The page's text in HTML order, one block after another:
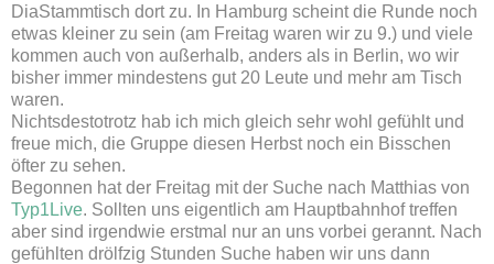
DiaStammtisch dort zu. In Hamburg scheint die Runde noch
etwas kleiner zu sein (am Freitag waren wir zu 9.) und viele
kommen auch von außerhalb, anders als in Berlin, wo wir
bisher immer mindestens gut 20 Leute und mehr am Tisch
waren.
Nichtsdestotrotz hab ich mich gleich sehr wohl gefühlt und
freue mich, die Gruppe diesen Herbst noch ein Bisschen
öfter zu sehen.
Begonnen hat der Freitag mit der Suche nach Matthias von
Typ1Live. Sollten uns eigentlich am Hauptbahnhof treffen
aber sind irgendwie erstmal nur an uns vorbei gerannt. Nach
gefühlten drölfzig Stunden Suche haben wir uns dann